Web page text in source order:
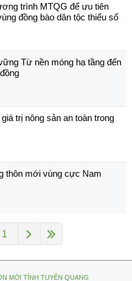
trình MTQG để ưu tiên
đồng bào dân tộc thiểu số
Từ nền móng hạ tầng đến
trị nông sản an toàn trong
thôn mới vùng cực Nam
MỚI TỈNH TUYÊN QUANG